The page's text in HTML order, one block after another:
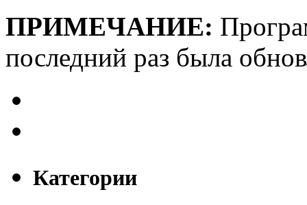
ПРИМЕЧАНИЕ:
последний раз была
Категории